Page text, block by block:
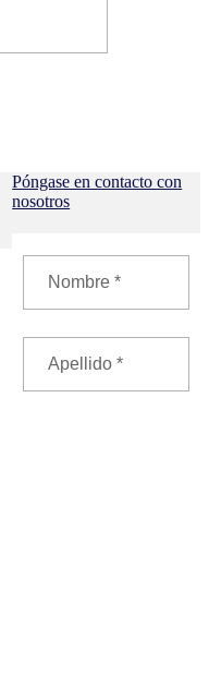
Póngase en contacto con
nosotros